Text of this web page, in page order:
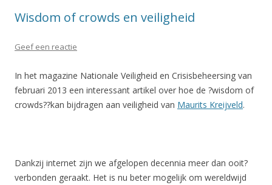
Wisdom of crowds en veiligheid
Geef een reactie
In het magazine Nationale Veiligheid en Crisisbeheersing van
februari 2013 een interessant artikel over hoe de ?wisdom of
crowds??kan bijdragen aan veiligheid van Maurits Kreijveld.
Dankzij internet zijn we afgelopen decennia meer dan ooit?
verbonden geraakt. Het is nu beter mogelijk om wereldwijd